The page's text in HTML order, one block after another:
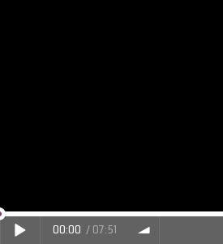
00:00 / 07:51